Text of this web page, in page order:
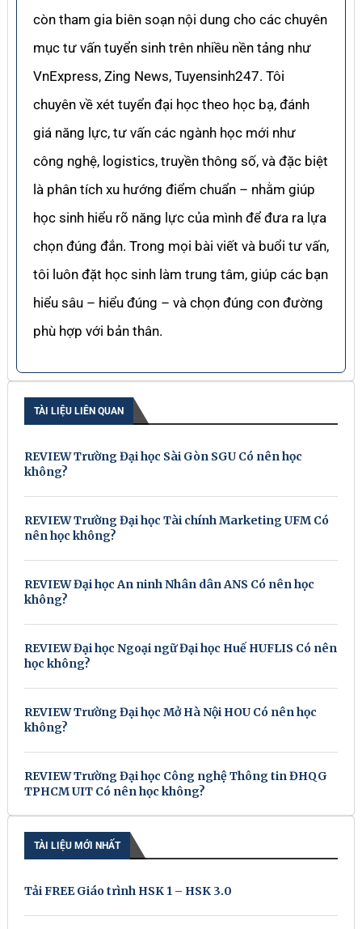
còn tham gia biên soạn nội dung cho các chuyên
mục tư vấn tuyển sinh trên nhiều nền tảng như
VnExpress, Zing News, Tuyensinh247. Tôi
chuyên về xét tuyển đại học theo học bạ, đánh
giá năng lực, tư vấn các ngành học mới như
công nghệ, logistics, truyền thông số, và đặc biệt
là phân tích xu hướng điểm chuẩn – nhằm giúp
học sinh hiểu rõ năng lực của mình để đưa ra lựa
chọn đúng đắn. Trong mọi bài viết và buổi tư vấn,
tôi luôn đặt học sinh làm trung tâm, giúp các bạn
hiểu sâu – hiểu đúng – và chọn đúng con đường
phù hợp với bản thân.
TÀI LIỆU LIÊN QUAN
REVIEW Trường Đại học Sài Gòn SGU Có nên học
không?
REVIEW Trường Đại học Tài chính Marketing UFM Có
nên học không?
REVIEW Đại học An ninh Nhân dân ANS Có nên học
không?
REVIEW Đại học Ngoại ngữ Đại học Huế HUFLIS Có nên
học không?
REVIEW Trường Đại học Mở Hà Nội HOU Có nên học
không?
REVIEW Trường Đại học Công nghệ Thông tin ĐHQG
TPHCM UIT Có nên học không?
TÀI LIỆU MỚI NHẤT
Tải FREE Giáo trình HSK 1 – HSK 3.0